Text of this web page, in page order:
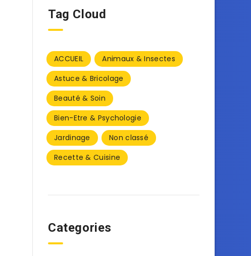
Tag Cloud
ACCUEIL
Animaux & Insectes
Astuce & Bricolage
Beauté & Soin
Bien-Etre & Psychologie
Jardinage
Non classé
Recette & Cuisine
Categories